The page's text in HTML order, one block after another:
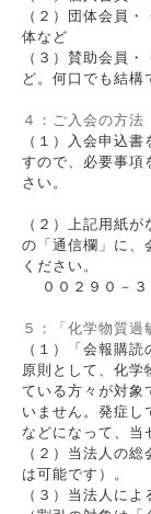
（２）団体会員
体など
（３）賛助会員
ど。何口でも結構
４：ご入会の方法
（１）入会申込
すので、必要事項
さい。
（２）上記用紙
の「通信欄」に、
ください。
００２９０－
５：「化学物質過
（１）「会報購
原則として、化学
ている方々が対象
いません。発症し
などになって、当
（２）当法人の
は可能です）。
（３）当法人に